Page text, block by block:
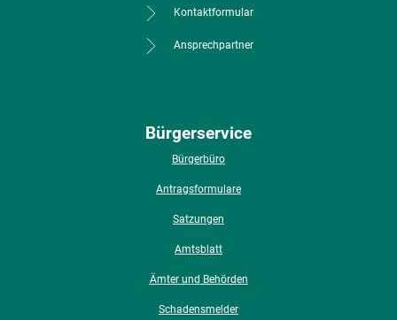
Kontaktformular
Ansprechpartner
Bürgerservice
Bürgerbüro
Antragsformulare
Satzungen
Amtsblatt
Ämter und Behörden
Schadensmelder